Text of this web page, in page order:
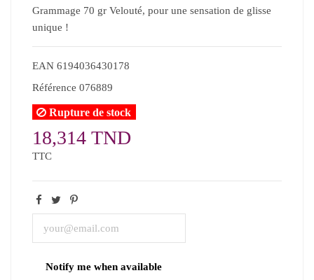
Grammage 70 gr Velouté, pour une sensation de glisse
unique !
EAN 6194036430178
Référence 076889
Rupture de stock
18,314 TND
TTC